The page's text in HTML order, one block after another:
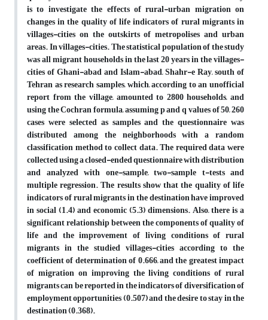
is to investigate the effects of rural-urban migration on
changes in the quality of life indicators of rural migrants in
villages-cities on the outskirts of metropolises and urban
areas. In villages-cities. The statistical population of the study
was all migrant households in the last 20 years in the villages-
cities of Ghani-abad and Islam-abad, Shahr-e Ray, south of
Tehran as research samples, which, according to an unofficial
report from the village, amounted to 2800 households, and
using the Cochran formula, assuming p and q values ​​of 50, 260
cases were selected as samples and the questionnaire was
distributed among the neighborhoods with a random
classification method to collect data. The required data were
collected using a closed-ended questionnaire with distribution
and analyzed with one-sample, two-sample t-tests and
multiple regression. The results show that the quality of life
indicators of rural migrants in the destination have improved
in social (1.4) and economic (5.3) dimensions. Also, there is a
significant relationship between the components of quality of
life and the improvement of living conditions of rural
migrants in the studied villages-cities according to the
coefficient of determination of 0.666, and the greatest impact
of migration on improving the living conditions of rural
migrants can be reported in the indicators of diversification of
employment opportunities (0.507) and the desire to stay in the
destination (0.368).